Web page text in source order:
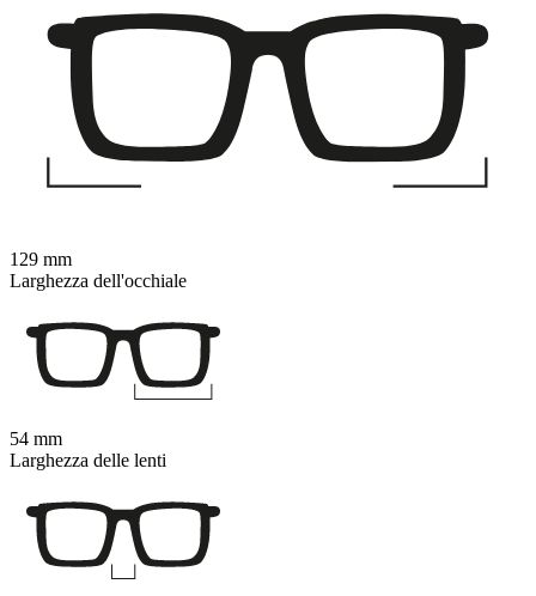
129 mm
Larghezza dell'occhiale
54 mm
Larghezza delle lenti